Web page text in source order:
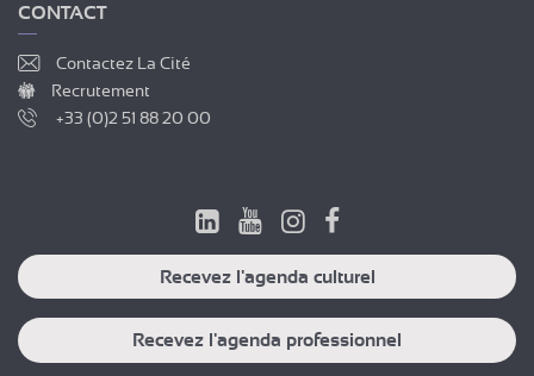
CONTACT
Contactez La Cité
Recrutement
+33 (0)2 51 88 20 00
Recevez l'agenda culturel
Recevez l'agenda professionnel